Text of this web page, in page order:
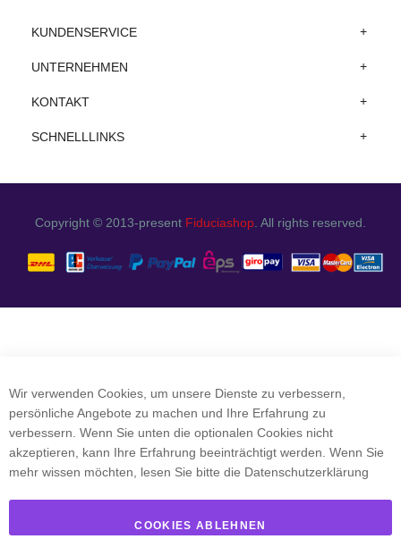
KUNDENSERVICE
UNTERNEHMEN
KONTAKT
SCHNELLLINKS
Copyright © 2013-present Fiduciashop . All rights reserved.
Wir verwenden Cookies, um unsere Dienste zu verbessern,
persönliche Angebote zu machen und Ihre Erfahrung zu
verbessern. Wenn Sie unten die optionalen Cookies nicht
akzeptieren, kann Ihre Erfahrung beeinträchtigt werden. Wenn Sie
mehr wissen möchten, lesen Sie bitte die Datenschutzerklärung
COOKIES ABLEHNEN